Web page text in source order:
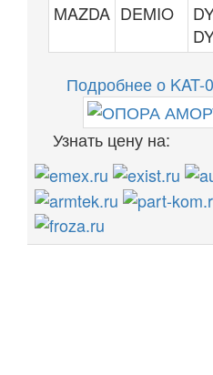
MAZDA DEMIO
Подробнее о KAT-
Узнать цену на: